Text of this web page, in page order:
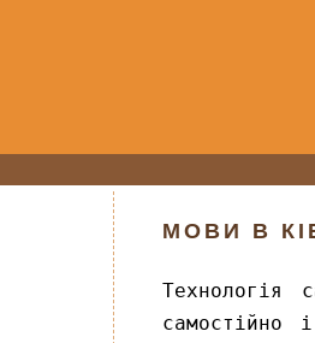
МОВИ В
Технологія
самостійно